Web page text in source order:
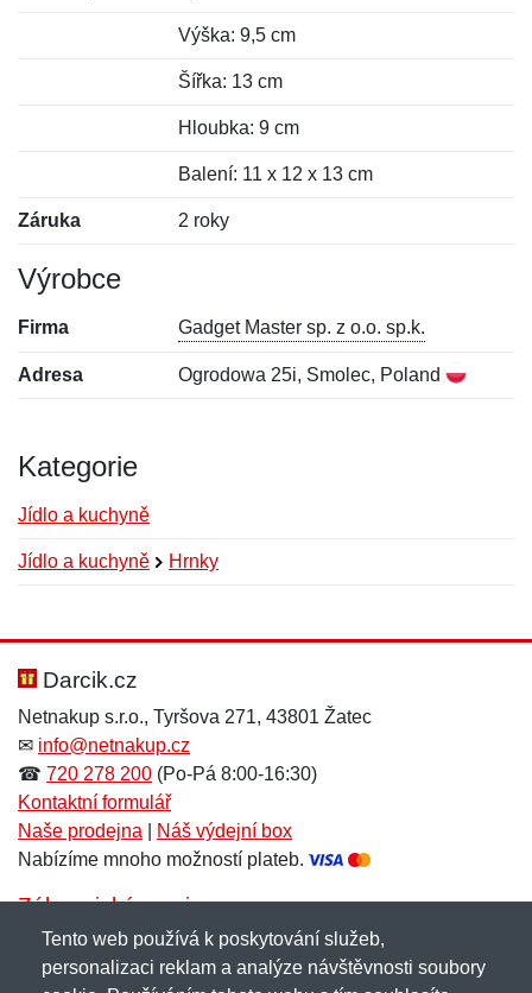
Výška: 9,5 cm
Šířka: 13 cm
Hloubka: 9 cm
Balení: 11 x 12 x 13 cm
Záruka 2 roky
Výrobce
Firma Gadget Master sp. z o.o. sp.k.
Adresa Ogrodowa 25i, Smolec, Poland
Kategorie
Jídlo a kuchyně
Jídlo a kuchyně Hrnky
Hodnocení:
Jméno: *
Jméno:
E-mail:*
Darcik.cz
Netnakup s.r.o., Tyršova 271, 43801 Žatec
✉ info@netnakup.cz
☎ 720 278 200 (Po-Pá 8:00-16:30)
Kontaktní formulář
Naše prodejna
Náš výdejní box
Nabízíme mnoho možností plateb.
Zákaznický servis
Novinky emailem
Tento web používá k poskytování služeb,
personalizaci reklam a analýze návštěvnosti soubory